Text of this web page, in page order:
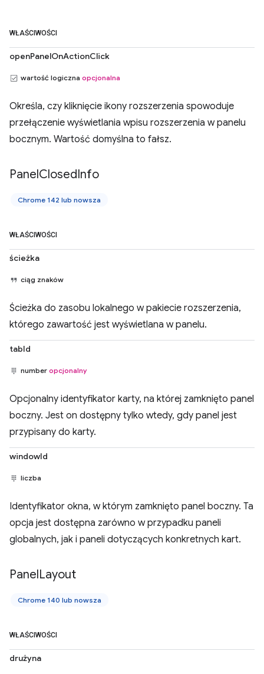
WŁAŚCIWOŚCI
openPanelOnActionClick
wartość logiczna opcjonalna
Określa, czy kliknięcie ikony rozszerzenia spowoduje
przełączenie wyświetlania wpisu rozszerzenia w panelu
bocznym. Wartość domyślna to fałsz.
PanelClosedInfo
Chrome 142 lub nowsza
WŁAŚCIWOŚCI
ścieżka
ciąg znaków
Ścieżka do zasobu lokalnego w pakiecie rozszerzenia,
którego zawartość jest wyświetlana w panelu.
tabId
number opcjonalny
Opcjonalny identyfikator karty, na której zamknięto panel
boczny. Jest on dostępny tylko wtedy, gdy panel jest
przypisany do karty.
windowId
liczba
Identyfikator okna, w którym zamknięto panel boczny. Ta
opcja jest dostępna zarówno w przypadku paneli
globalnych, jak i paneli dotyczących konkretnych kart.
PanelLayout
Chrome 140 lub nowsza
WŁAŚCIWOŚCI
drużyna